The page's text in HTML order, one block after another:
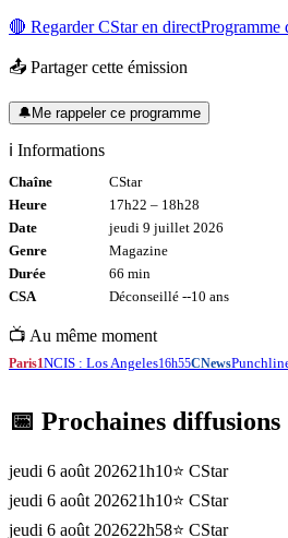
🔴 RegarderCStaren directProgramme
📤 Partager cette émission
🔔Me rappeler ce programme
ℹ️ Informations
Chaîne
CStar
Heure
17h22 – 18h28
Date
jeudi 9 juillet 2026
Genre
Magazine
Durée
66 min
CSA
Déconseillé --10 ans
📺 Au même moment
Paris1NCIS : Los Angeles16h55CNews
📅 Prochaines diffusions
jeudi 6 août 202621h10⭐ CStar
jeudi 6 août 202621h10⭐ CStar
jeudi 6 août 202622h58⭐ CStar